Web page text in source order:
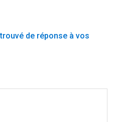
de réponse à vos